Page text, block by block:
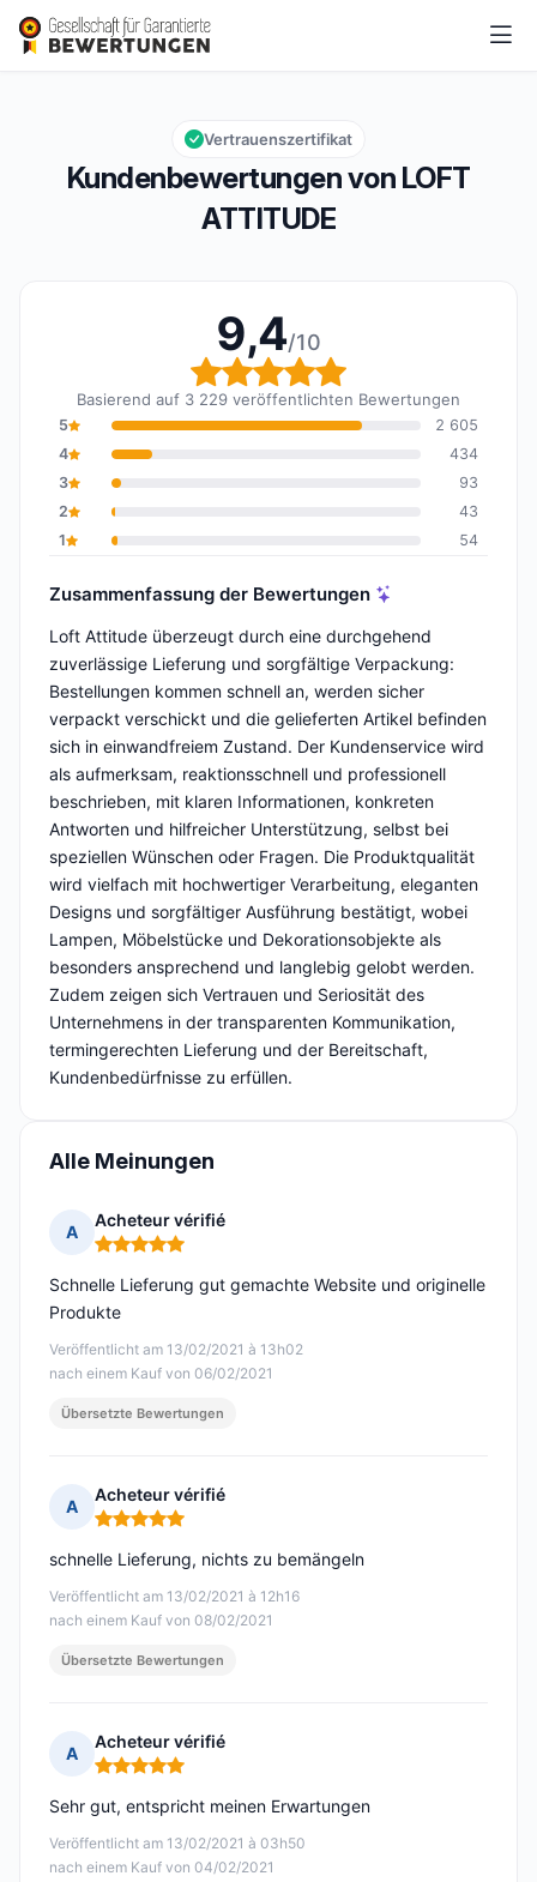
LOFT ATTITUDE
Gesamtbewertung: 9,4 von 10
9,4/10
Kundenbewertungen von LOFT
ATTITUDE
Vertrauenszertifikat
9,4/10
Gesamtbewertung: 9,4
Basierend auf 3 229 veröffentlichten Bewertungen
5
2 605
4
434
3
93
2
43
1
54
Zusammenfassung der Bewertungen
Loft Attitude überzeugt durch eine durchgehend
zuverlässige Lieferung und sorgfältige Verpackung:
Bestellungen kommen schnell an, werden sicher
verpackt verschickt und die gelieferten Artikel befinden
sich in einwandfreiem Zustand. Der Kundenservice wird
als aufmerksam, reaktionsschnell und professionell
beschrieben, mit klaren Informationen, konkreten
Antworten und hilfreicher Unterstützung, selbst bei
speziellen Wünschen oder Fragen. Die Produktqualität
wird vielfach mit hochwertiger Verarbeitung, eleganten
Designs und sorgfältiger Ausführung bestätigt, wobei
Lampen, Möbelstücke und Dekorationsobjekte als
besonders ansprechend und langlebig gelobt werden.
Zudem zeigen sich Vertrauen und Seriosität des
Unternehmens in der transparenten Kommunikation,
termingerechten Lieferung und der Bereitschaft,
Kundenbedürfnisse zu erfüllen.
Alle Meinungen
A
Acheteur vérifié
Hinweis: 5 von 5
Veröffentlicht am 13/02/2021 à 13h02
nach einem Kauf von 06/02/2021
Schnelle Lieferung gut gemachte Website und originelle
Produkte
Übersetzte Bewertungen
A
Acheteur vérifié
Hinweis: 5 von 5
Veröffentlicht am 13/02/2021 à 12h16
nach einem Kauf von 08/02/2021
schnelle Lieferung, nichts zu bemängeln
Übersetzte Bewertungen
A
Acheteur vérifié
Hinweis: 5 von 5
Veröffentlicht am 13/02/2021 à 03h50
nach einem Kauf von 04/02/2021
Sehr gut, entspricht meinen Erwartungen